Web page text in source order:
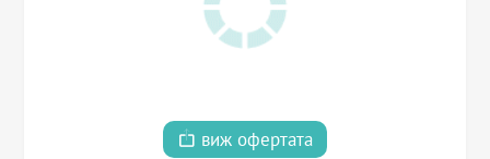
виж офертата